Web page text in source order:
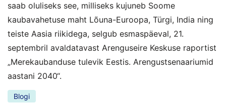
saab oluliseks see, milliseks kujuneb Soome
kaubavahetuse maht Lõuna-Euroopa, Türgi, India ning
teiste Aasia riikidega, selgub esmaspäeval, 21.
septembril avaldatavast Arenguseire Keskuse raportist
„Merekaubanduse tulevik Eestis. Arengustsenaariumid
aastani 2040“.
Blogi